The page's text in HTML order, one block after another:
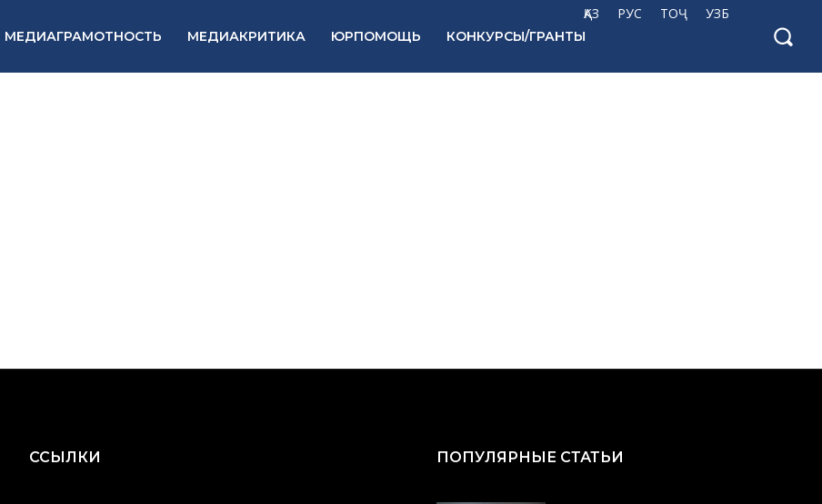
ҚАЗ РУС ТОҶ УЗБ
МЕДИАГРАМОТНОСТЬ МЕДИАКРИТИКА ЮРПОМОЩЬ КОНКУРСЫ/ГРАНТЫ
ССЫЛКИ ПОПУЛЯРНЫЕ СТАТЬИ